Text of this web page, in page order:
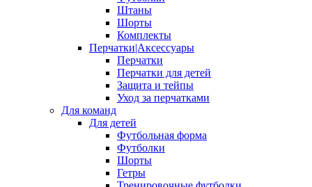
Штаны
Шорты
Комплекты
Перчатки|Аксессуары
Перчатки
Перчатки для детей
Защита и тейпы
Уход за перчатками
Для команд
Для детей
Футбольная форма
Футболки
Шорты
Гетры